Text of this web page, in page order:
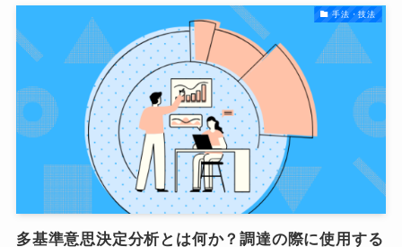
手法・技法
多基準意思決定分析とは何か？調達の際に使用する